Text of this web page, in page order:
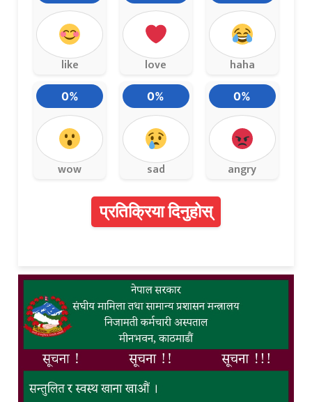
like love haha
0%
wow
0%
sad
0%
angry
प्रतिक्रिया दिनुहोस्